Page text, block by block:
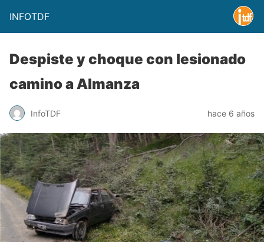
INFOTDF
Despiste y choque con lesionado
camino a Almanza
InfoTDF hace 6 años